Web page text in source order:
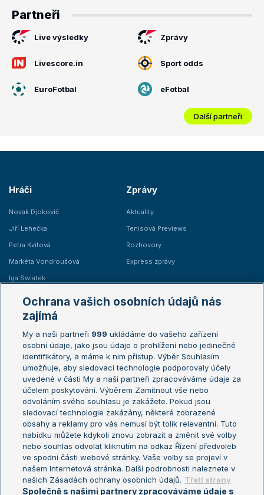
Partneři
Live výsledky Zprávy
Livescore.in Sport odds
EuroFotbal eFotbal
Další partneři
Hráči
Novak Djokovič
Jiří Lehečka
Petra Kvitová
Markéta Vondroušová
Iga Swiatek
Zprávy
Aktuality
Tenisová Previews
Rozhovory
Express zprávy
Žebříčky
Žebříček ATP (muži)
Žebříček WTA (ženy)
Sázkařský žebříček
Australian Open
French Open
Wimbledon
US Open
Turnaj mistrů
Turnaj mistryň
Aktualní trendy
Fotbalové přestupy
Livesport Daily
LS Prague Open
Ochrana vašich osobních údajů nás
zajímá
My a naši partneři 999 ukládáme do vašeho zařízení
osobní údaje, jako jsou údaje o prohlížení nebo jedinečné
identifikátory, a máme k nim přístup. Výběr Souhlasím
umožňuje, aby sledovací technologie podporovaly účely
uvedené v části My a naši partneři zpracováváme údaje za
účelem poskytování. Výběrem Zamítnout vše nebo
odvoláním svého souhlasu je zakážete. Pokud jsou
sledovací technologie zakázány, některé zobrazené
obsahy a reklamy pro vás nemusí být tolik relevantní. Tuto
nabídku můžete kdykoli znovu zobrazit a změnit své volby
nebo souhlas odvolat kliknutím na odkaz Řízení předvoleb
ve spodní části webové stránky. Vaše volby se projeví v
našem Internetová stránka. Další podrobnosti naleznete v
našich Zásadách ochrany osobních údajů. Třetí strany
Společně s našimi partnery zpracováváme údaje s